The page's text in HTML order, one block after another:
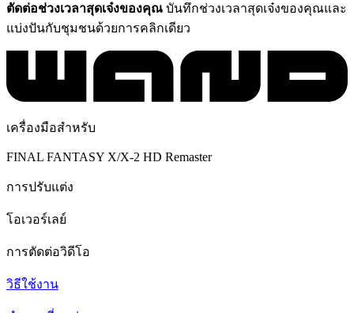
ตัดต่อช่วงเวลาสุดเจ๋งของคุณ บันทึกช่วงเวลาสุดเจ๋งของคุณและ
แบ่งปันกับชุมชนด้วยการคลิกเดียว
เครื่องมือสำหรับ
FINAL FANTASY X/X-2 HD Remaster
การปรับแต่ง
โอเวอร์เลย์
การตัดต่อวิดีโอ
วิธีใช้งาน